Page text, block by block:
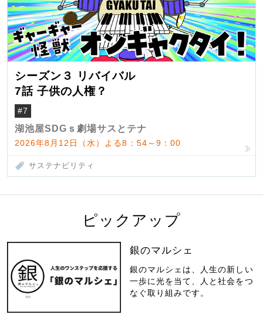
シーズン３ リバイバル
7話 子供の人権？
#7
湖池屋SDGｓ劇場サスとテナ
2026年8月12日（水）よる8：54～9：00
サステナビリティ
ピックアップ
銀のマルシェ
銀のマルシェは、人生の新しい
一歩に光を当て、人と社会をつ
なぐ取り組みです。